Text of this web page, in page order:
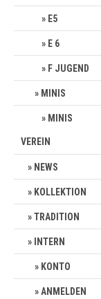
E5
E 6
F JUGEND
MINIS
MINIS
VEREIN
NEWS
KOLLEKTION
TRADITION
INTERN
KONTO
ANMELDEN